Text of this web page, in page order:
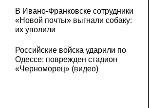
В Ивано-Франковске сотрудники
«Новой почты» выгнали собаку:
их уволили
Российские войска ударили по
Одессе: поврежден стадион
«Черноморец» (видео)